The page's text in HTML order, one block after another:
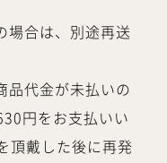
場合は、別途再送
品代金が未払いの
円をお支払いい
頂戴した後に再発